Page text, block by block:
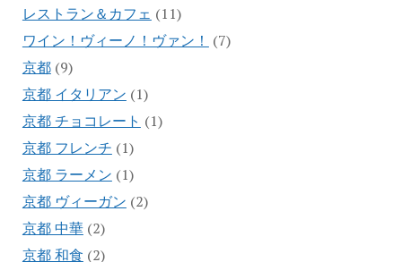
レストラン＆カフェ (11)
ワイン！ヴィーノ！ヴァン！ (7)
京都(9)
京都 イタリアン (1)
京都 チョコレート (1)
京都 フレンチ (1)
京都 ラーメン (1)
京都 ヴィーガン (2)
京都 中華(2)
京都 和食 (2)